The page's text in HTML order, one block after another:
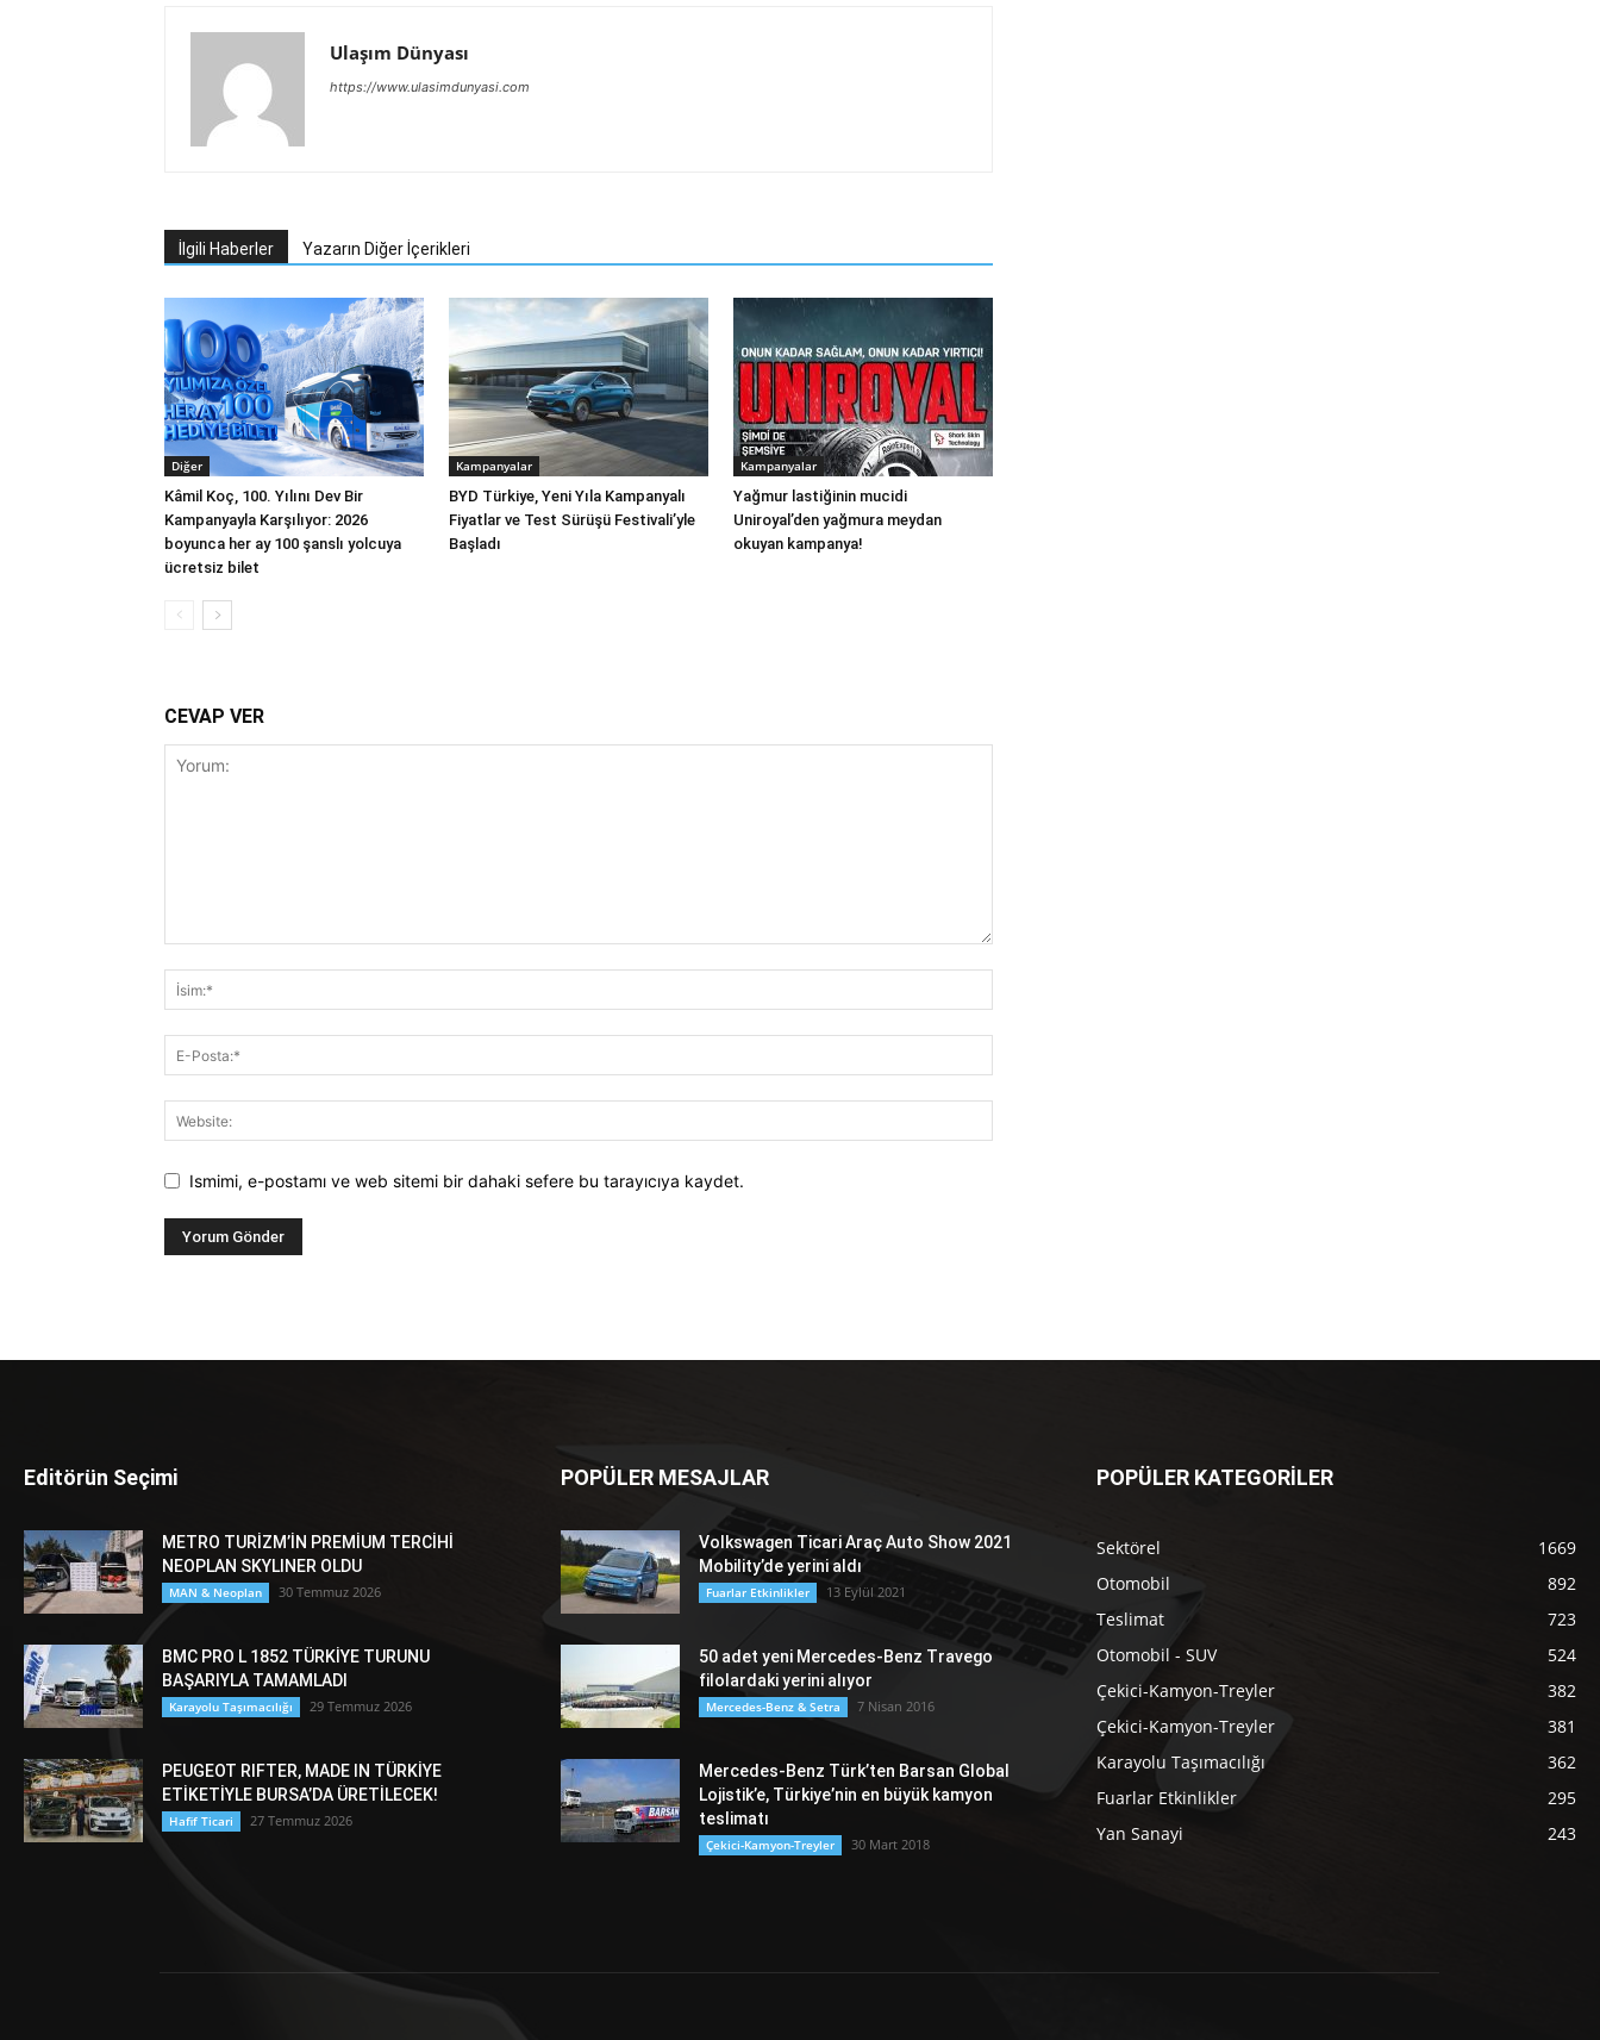
Ulaşım Dünyası
https://www.ulasimdunyasi.com
İlgili Haberler Yazarın Diğer İçerikleri
Diğer
Kâmil Koç, 100. Yılını Dev Bir
Kampanyayla Karşılıyor: 2026
boyunca her ay 100 şanslı yolcuya
ücretsiz bilet
Kampanyalar
BYD Türkiye, Yeni Yıla Kampanyalı
Fiyatlar ve Test Sürüşü Festivali’yle
Başladı
Kampanyalar
Yağmur lastiğinin mucidi
Uniroyal’den yağmura meydan
okuyan kampanya!
CEVAP VER
Ismimi, e-postamı ve web sitemi bir dahaki sefere bu tarayıcıya kaydet.
Editörün Seçimi
METRO TURİZM’İN PREMİUM TERCİHİ
NEOPLAN SKYLINER OLDU
MAN & Neoplan 30 Temmuz 2026
BMC PRO L 1852 TÜRKİYE TURUNU
BAŞARIYLA TAMAMLADI
Karayolu Taşımacılığı 29 Temmuz 2026
PEUGEOT RIFTER, MADE IN TÜRKİYE
ETİKETİYLE BURSA’DA ÜRETİLECEK!
Hafif Ticari 27 Temmuz 2026
POPÜLER MESAJLAR
Volkswagen Ticari Araç Auto Show 2021
Mobility’de yerini aldı
Fuarlar Etkinlikler 13 Eylül 2021
50 adet yeni Mercedes-Benz Travego
filolardaki yerini alıyor
Mercedes-Benz & Setra 7 Nisan 2016
Mercedes-Benz Türk’ten Barsan Global
Lojistik’e, Türkiye’nin en büyük kamyon
teslimatı
Çekici-Kamyon-Treyler 30 Mart 2018
POPÜLER KATEGORİLER
Sektörel
1669
Otomobil
892
Teslimat
723
Otomobil - SUV
524
Çekici-Kamyon-Treyler
382
Çekici-Kamyon-Treyler
381
Karayolu Taşımacılığı
362
Fuarlar Etkinlikler
295
Yan Sanayi
243